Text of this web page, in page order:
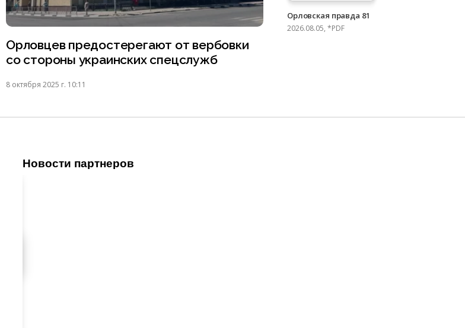
Орловцев предостерегают от вербовки
со стороны украинских спецслужб
8 октября 2025 г. 10:11
Орловская правда 81
2026.08.05, *PDF
Новости партнеров